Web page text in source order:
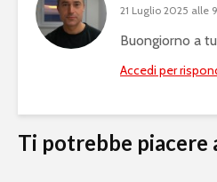
21 Luglio 2025 alle
Buongiorno a
Accedi per
Ti potrebbe piacere